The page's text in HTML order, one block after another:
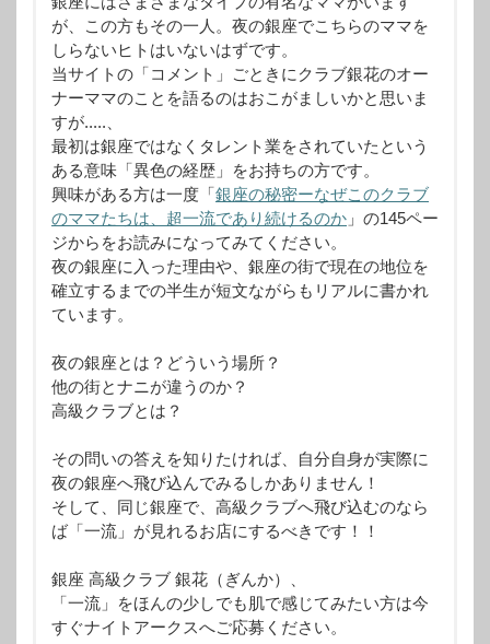
が、この方もその一人。夜の銀座でこちらのママを
しらないヒトはいないはずです。
当サイトの「コメント」ごときにクラブ銀花のオー
ナーママのことを語るのはおこがましいかと思いま
すが.....、
最初は銀座ではなくタレント業をされていたという
ある意味「異色の経歴」をお持ちの方です。
興味がある方は一度「銀座の秘密ーなぜこのクラブ
のママたちは、超一流であり続けるのか 」の145ペー
ジからをお読みになってみてください。
夜の銀座に入った理由や、銀座の街で現在の地位を
確立するまでの半生が短文ながらもリアルに書かれ
ています。
夜の銀座とは？どういう場所？
他の街とナニが違うのか？
高級クラブとは？
その問いの答えを知りたければ、自分自身が実際に
夜の銀座へ飛び込んでみるしかありません！
そして、同じ銀座で、高級クラブへ飛び込むのなら
ば「一流」が見れるお店にするべきです！！
銀座 高級クラブ 銀花（ぎんか）、
「一流」をほんの少しでも肌で感じてみたい方は今
すぐナイトアークスへご応募ください。